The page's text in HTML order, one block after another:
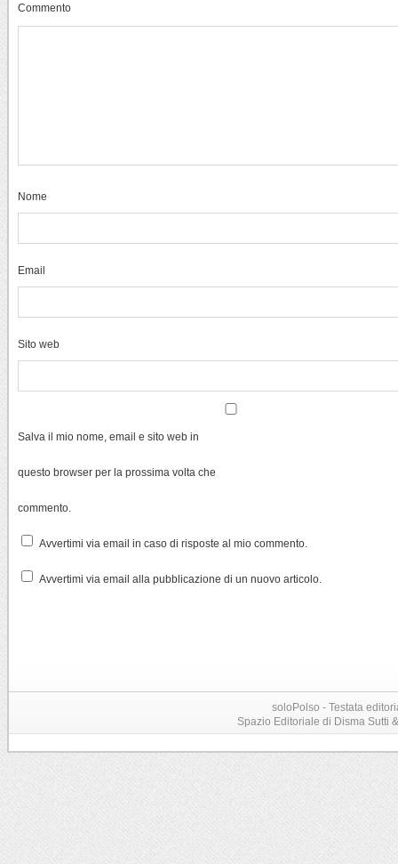
Commento
Nome
Email
Sito web
Salva il mio nome, email e sito web in
questo browser per la prossima volta che
commento.
Avvertimi via email in caso di risposte al mio commento.
Avvertimi via email alla pubblicazione di un nuovo articolo.
soloPolso - Testata
Spazio Editoriale di Disma Sutti